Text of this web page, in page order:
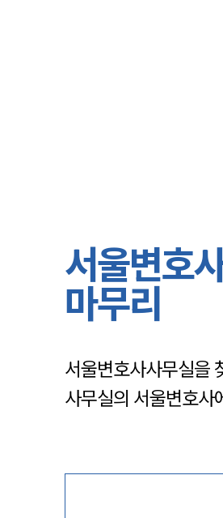
서울변호
마무리
서울변호사사무실을
사무실의 서울변호사